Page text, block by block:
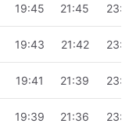
19:45 21:45
19:43 21:42
19:41 21:39
19:39 21:36